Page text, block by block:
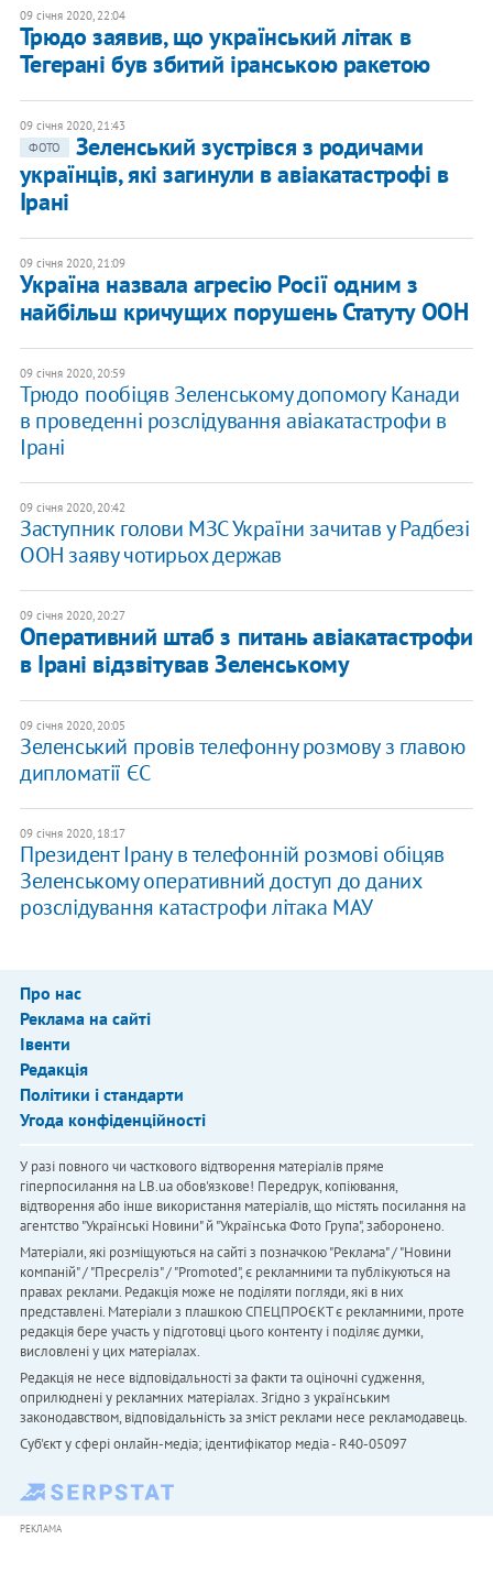
09 січня 2020, 22:04
Трюдо заявив, що український літак в
Тегерані був збитий іранською ракетою
09 січня 2020, 21:43
ФОТО
Зеленський зустрівся з родичами
українців, які загинули в авіакатастрофі в
Ірані
09 січня 2020, 21:09
Україна назвала агресію Росії одним з
найбільш кричущих порушень Статуту ООН
09 січня 2020, 20:59
Трюдо пообіцяв Зеленському допомогу Канади
в проведенні розслідування авіакатастрофи в
Ірані
09 січня 2020, 20:42
Заступник голови МЗС України зачитав у Радбезі
ООН заяву чотирьох держав
09 січня 2020, 20:27
Оперативний штаб з питань авіакатастрофи
в Ірані відзвітував Зеленському
09 січня 2020, 20:05
Зеленський провів телефонну розмову з главою
дипломатії ЄС
09 січня 2020, 18:17
Президент Ірану в телефонній розмові обіцяв
Зеленському оперативний доступ до даних
розслідування катастрофи літака МАУ
Про нас
Реклама на сайті
Івенти
Редакція
Політики і стандарти
Угода конфіденційності
У разі повного чи часткового відтворення матеріалів пряме
гіперпосилання на LB.ua обов'язкове! Передрук, копіювання,
відтворення або інше використання матеріалів, що містять посилання на
агентство "Українськi Новини" й "Українська Фото Група", заборонено.
Матеріали, які розміщуються на сайті з позначкою "Реклама" / "Новини
компаній" / "Пресреліз" / "Promoted", є рекламними та публікуються на
правах реклами. Редакція може не поділяти погляди, які в них
представлені. Матеріали з плашкою СПЕЦПРОЄКТ є рекламними, проте
редакція бере участь у підготовці цього контенту і поділяє думки,
висловлені у цих матеріалах.
Редакція не несе відповідальності за факти та оціночні судження,
оприлюднені у рекламних матеріалах. Згідно з українським
законодавством, відповідальність за зміст реклами несе рекламодавець.
Cуб'єкт у сфері онлайн-медіа; ідентифікатор медіа - R40-05097
РЕКЛАМА